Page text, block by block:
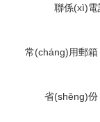
聯係(xì)電
常(cháng)用郵箱
省(shěng)份